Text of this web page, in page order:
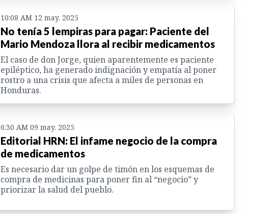
10:08 AM 12 may. 2025
No tenía 5 lempiras para pagar: Paciente del
Mario Mendoza llora al recibir medicamentos
El caso de don Jorge, quien aparentemente es paciente
epiléptico, ha generado indignación y empatía al poner
rostro a una crisis que afecta a miles de personas en
Honduras.
6:30 AM 09 may. 2025
Editorial HRN: El infame negocio de la compra
de medicamentos
Es necesario dar un golpe de timón en los esquemas de
compra de medicinas para poner fin al “negocio” y
priorizar la salud del pueblo.